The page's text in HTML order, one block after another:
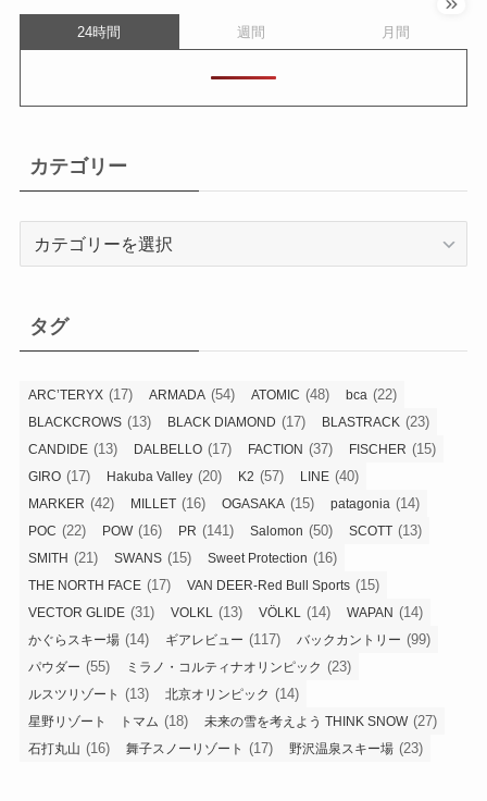
24時間 週間 月間
カテゴリー
ー
タグ
ARC’TERYX (17) ARMADA (54) ATOMIC (48) bca (22)
BLACKCROWS (13) BLACK DIAMOND (17) BLASTRACK (23)
CANDIDE (13) DALBELLO (17) FACTION (37) FISCHER (15)
GIRO (17) Hakuba Valley (20) K2 (57) LINE (40)
MARKER (42) MILLET (16) OGASAKA (15) patagonia (14)
POC (22) POW(16) PR (141) Salomon (50) SCOTT (13)
SMITH (21) SWANS (15) Sweet Protection (16)
THE NORTH FACE (17) VAN DEER-Red Bull Sports (15)
VECTOR GLIDE (31) VOLKL (13) VÖLKL (14) WAPAN (14)
かぐらスキー場 (14) ギアレビュー (117) バックカントリー (99)
パウダー (55) ミラノ・コルティナオリンピック (23)
ルスツリゾート (13) 北京オリンピック (14)
星野リゾート トマム (18) 未来の雪を考えよう THINK SNOW(27)
石打丸山 (16) 舞子スノーリゾート (17) 野沢温泉スキー場 (23)